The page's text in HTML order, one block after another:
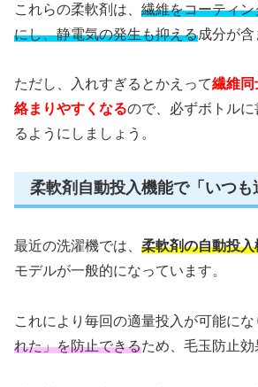
これらの柔軟剤は、 繊維をコーティ
にし、静電気の発生も抑える成分が含
ただし、入れすぎるとかえって繊維同
絡まりやすくなるので、必ずボトル
るようにしましょう。
柔軟剤自動投入機能で「いつも
最近の洗濯機では、 柔軟剤の自動投入
モデルが一般的になっています。
これにより毎回の適量投入が可能にな
れた」を防止できるため、毛玉防止効